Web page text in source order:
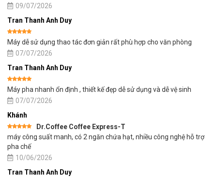
09/07/2026
Tran Thanh Anh Duy
Được xếp
hạng 55
sao
Máy dễ sử dụng thao tác đơn giản rất phù hợp cho văn phòng
07/07/2026
Tran Thanh Anh Duy
Được xếp
hạng 55
sao
Máy pha nhanh ổn định , thiết kế đẹp dễ sử dụng và dễ vệ sinh
07/07/2026
Khánh
Được xếp
hạng 5
sao
Dr.Coffee Coffee Express-T
máy công suất manh, có 2 ngăn chứa hạt, nhiều công nghệ hỗ trợ
pha chế
10/06/2026
Tran Thanh Anh Duy